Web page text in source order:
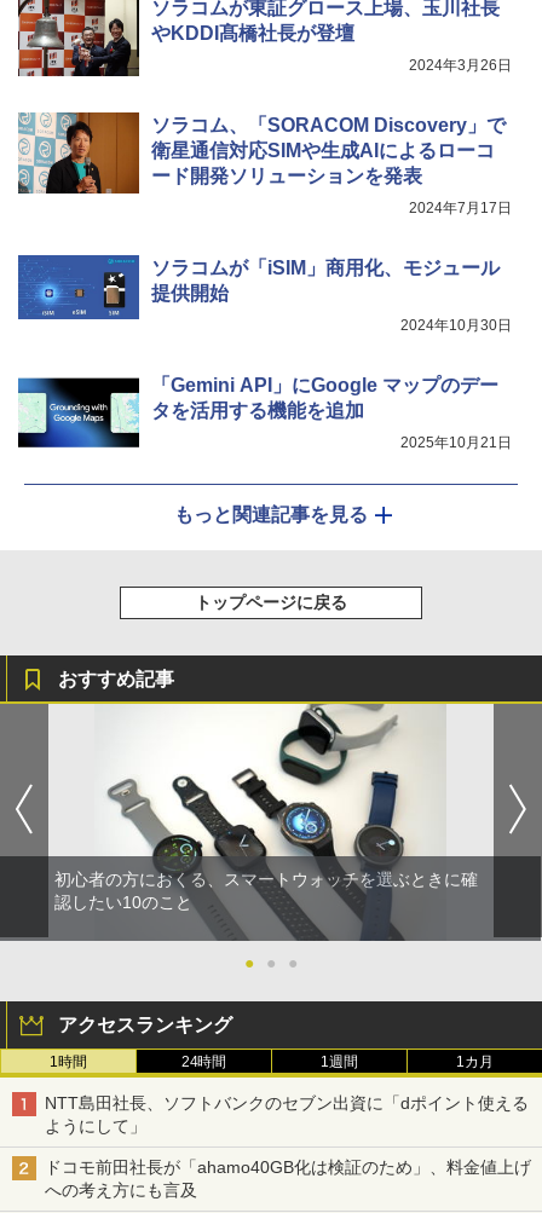
ソラコムが東証グロース上場、玉川社長
やKDDI髙橋社長が登壇
2024年3月26日
ソラコム、「SORACOM Discovery」で
衛星通信対応SIMや生成AIによるローコ
ード開発ソリューションを発表
2024年7月17日
ソラコムが「iSIM」商用化、モジュール
提供開始
2024年10月30日
「Gemini API」にGoogle マップのデー
タを活用する機能を追加
2025年10月21日
もっと関連記事を見る
トップページに戻る
おすすめ記事
初心者の方におくる、スマートウォッチを選ぶときに確
認したい10のこと
● ● ●
アクセスランキング
1時間 24時間 1週間 1カ月
NTT島田社長、ソフトバンクのセブン出資に「dポイント使える
ようにして」
ドコモ前田社長が「ahamo40GB化は検証のため」、料金値上げ
への考え方にも言及